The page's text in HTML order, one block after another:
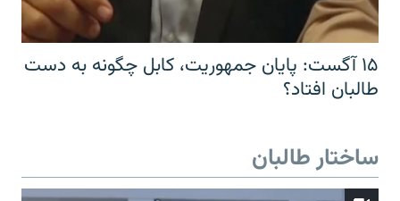
۱۵ آگست: پایان جمهوریت، کابل چگونه به دست
طالبان افتاد؟
ساختار طالبان